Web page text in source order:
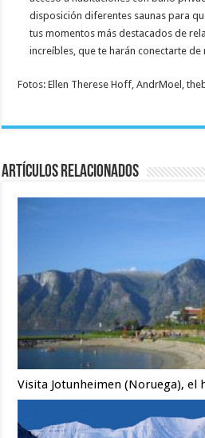
disposición diferentes saunas para
tus momentos más destacados de
increíbles, que te harán conectarte de
Fotos: Ellen Therese Hoff, AndrMoel,
Artículos relacionados
Visita Jotunheimen (Noruega), el